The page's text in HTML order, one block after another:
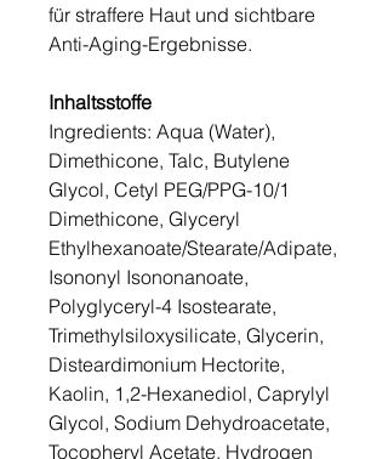
für straffere Haut und sichtbare
Anti-Aging-Ergebnisse.
Inhaltsstoffe
Ingredients: Aqua (Water),
Dimethicone, Talc, Butylene
Glycol, Cetyl PEG/PPG-10/1
Dimethicone, Glyceryl
Ethylhexanoate/Stearate/Adipate,
Isononyl Isononanoate,
Polyglyceryl-4 Isostearate,
Trimethylsiloxysilicate, Glycerin,
Disteardimonium Hectorite,
Kaolin, 1,2-Hexanediol, Caprylyl
Glycol, Sodium Dehydroacetate,
Tocopheryl Acetate, Hydrogen